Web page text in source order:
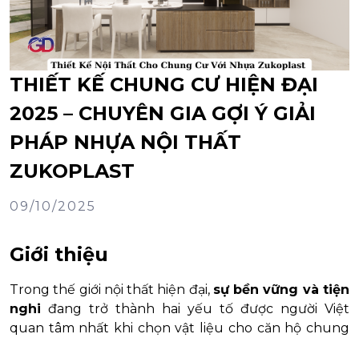
THIẾT KẾ CHUNG CƯ HIỆN ĐẠI
2025 – CHUYÊN GIA GỢI Ý GIẢI
PHÁP NHỰA NỘI THẤT
ZUKOPLAST
09/10/2025
Giới thiệu
Trong thế giới nội thất hiện đại, sự bền vững và tiện
nghi đang trở thành hai yếu tố được người Việt
quan tâm nhất khi chọn vật liệu cho căn hộ chung